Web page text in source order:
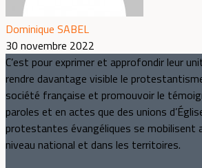
Dominique SABEL
30 novembre 2022
C’est pour exprimer et approfondir leur
rendre davantage visible le
société française et promouvoir le
paroles et en actes que des unions
protestantes évangéliques se mobilisent
niveau national et dans les territoires.